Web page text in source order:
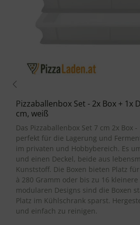
Pizzaballenbox Set - 2x Box + 1x
cm, weiß
Das Pizzaballenbox Set 7 cm 2x Box
perfekt für die Lagerung und
im privaten und Hobbybereich. Es
und einen Deckel, beide aus
Kunststoff. Die Boxen bieten Platz
à 280 Gramm oder bis zu 16
modularen Designs sind die Boxen
Platz im Kühlschrank sparst.
und einfach zu reinigen.